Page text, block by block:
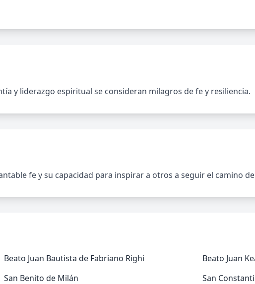
y liderazgo espiritual se consideran milagros de fe y resiliencia.
fe y su capacidad para inspirar a otros a seguir el camino
Beato Juan Bautista de Fabriano Righi
Beato Juan
San Benito de Milán
San